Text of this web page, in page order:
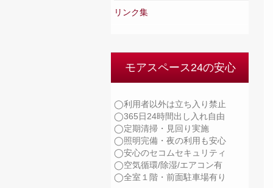
リンク集
モアスペース24の安心
◯利用者以外は立ち入り禁止
◯365日24時間出し入れ自由
◯定期清掃・見回り実施
◯照明完備・夜の利用も安心
◯安心のセコムセキュリティ
◯空気循環/除湿/エアコン有
◯全室１階・前面駐車場有り